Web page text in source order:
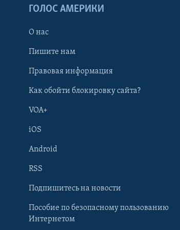
Learning English
ГОЛОС АМЕРИКИ
О нас
Пишите нам
Правовая информация
Как обойти блокировку сайта?
VOA+
iOS
Android
RSS
Подпишитесь на новости
Пособие по безопасному пользованию
Интернетом